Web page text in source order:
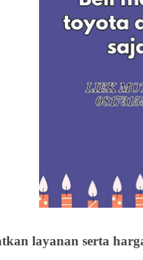
layanan serta